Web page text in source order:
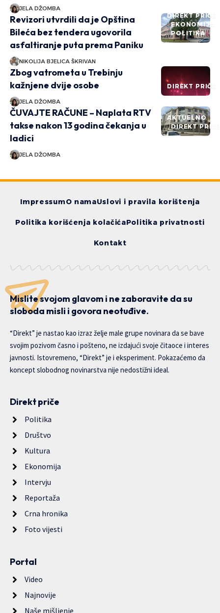
JELA DŽOMBA
DIREKT PRIČE
EKONOMIJA
POLITIKA
Revizori utvrdili da je Opština
Bileća bez tendera ugovorila
asfaltiranje puta prema Paniku
NIKOLIJA BJELICA ŠKRIVAN
DIREKT PRIČE
Zbog vatrometa u Trebinju
kažnjene dvije osobe
JELA DŽOMBA
AKTUELNO
DIREKT PRIČE
ČUVAJTE RAČUNE – Naplata RTV
takse nakon 13 godina čekanja u
ladici
JELA DŽOMBA
ImpressumO namaUslovi i pravila korištenja
Politika korišćenja kolačićaPolitika privatnosti
Kontakt
Mislite svojom glavom i ne zaboravite da su
sloboda misli i govora neotuđive.
“Direkt” je nastao kao izraz želje male grupe novinara da se bave
svojim pozivom časno i pošteno, ne izdajući svoje čitaoce i interes
javnosti. Istovremeno, “Direkt” je i eksperiment. Pokazaćemo da
koncept slobodnog novinarstva nije nedostižni ideal.
Direkt priče
Politika
Društvo
Kultura
Ekonomija
Intervju
Reportaža
Crna hronika
Foto vijesti
Portal
Video
Najnovije
Naše mišljenje